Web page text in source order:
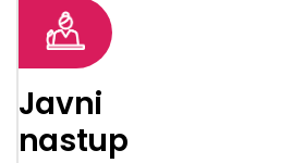
Javni
nastup